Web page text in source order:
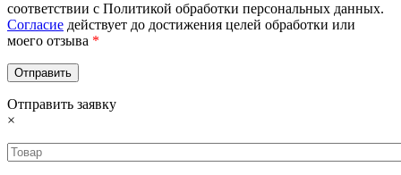
соответствии с Политикой обработки персональных данных.
Согласие действует до достижения целей обработки или
моего отзыва *
Отправить заявку
×